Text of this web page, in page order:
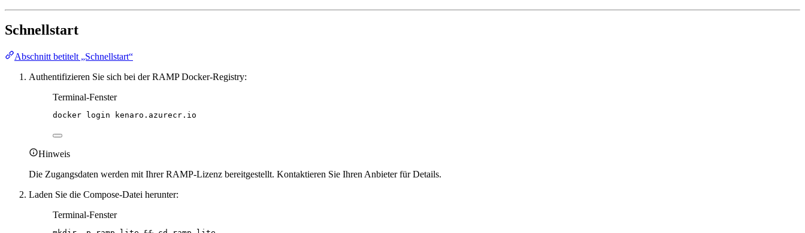
Schnellstart
Abschnitt betitelt „Schnellstart“
Authentifizieren Sie sich bei der RAMP Docker-Registry:
Terminal-Fenster
docker login kenaro.azurecr.io
Hinweis
Die Zugangsdaten werden mit Ihrer RAMP-Lizenz bereitgestellt. Kontaktieren Sie Ihren Anbieter für Details.
Laden Sie die Compose-Datei herunter:
Terminal-Fenster